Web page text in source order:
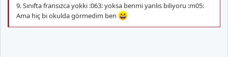
9. Sınıfta fransızca yokki :063: yoksa benmi yanlıs biliyoru :m05:
Ama hiç bi okulda görmedim ben